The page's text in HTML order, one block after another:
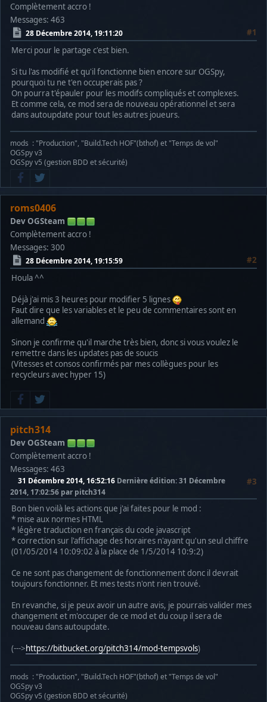
Complètement accro !
Messages: 463
28 Décembre 2014, 19:11:20
#1
Merci pour le partage c'est bien.
Si tu l'as modifié et qu'il fonctionne bien encore sur OGSpy,
pourquoi tu ne t'en occuperais pas ?
On pourra t'épauler pour les modifs compliqués et complexes.
Et comme cela, ce mod sera de nouveau opérationnel et sera
dans autoupdate pour tout les autres joueurs.
mods : "Production", "Build.Tech HOF"(bthof) et "Temps de vol"
OGSpy v3
OGSpy v5 (gestion BDD et sécurité)
roms0406
Dev OGSteam
Complètement accro !
Messages: 300
28 Décembre 2014, 19:15:59
#2
Houla ^^
Déjà j'ai mis 3 heures pour modifier 5 lignes
Faut dire que les variables et le peu de commentaires sont en
allemand
Sinon je confirme qu'il marche très bien, donc si vous voulez le
remettre dans les updates pas de soucis
(Vitesses et consos confirmés par mes collègues pour les
recycleurs avec hyper 15)
pitch314
Dev OGSteam
Complètement accro !
Messages: 463
31 Décembre 2014, 16:52:16 #3
Dernière édition: 31 Décembre
2014, 17:02:56 par pitch314
Bon bien voilà les actions que j'ai faites pour le mod :
* mise aux normes HTML
* légère traduction en français du code javascript
* correction sur l'affichage des horaires n'ayant qu'un seul chiffre
(01/05/2014 10:09:02 à la place de 1/5/2014 10:9:2)
Ce ne sont pas changement de fonctionnement donc il devrait
toujours fonctionner. Et mes tests n'ont rien trouvé.
En revanche, si je peux avoir un autre avis, je pourrais valider mes
changement et m'occuper de ce mod et du coup il sera de
nouveau dans autoupdate.
(--->https://bitbucket.org/pitch314/mod-tempsvols)
mods : "Production", "Build.Tech HOF"(bthof) et "Temps de vol"
OGSpy v3
OGSpy v5 (gestion BDD et sécurité)